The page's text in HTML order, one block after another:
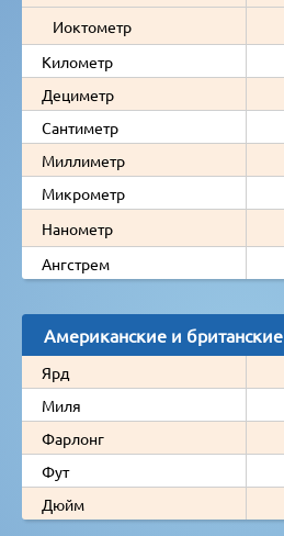
Иоктометр
Километр
Дециметр
Сантиметр
Миллиметр
Микрометр
Нанометр
Ангстрем
Американские и британские
Ярд
Миля
Фарлонг
Фут
Дюйм